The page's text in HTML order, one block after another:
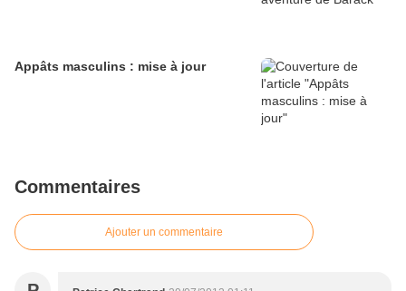
Appâts masculins : mise à jour
Commentaires
Ajouter un commentaire